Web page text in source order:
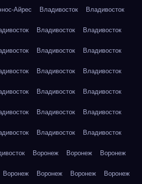
Айрес Владивосток Владивосток
Владивосток Владивосток
Владивосток Владивосток
Владивосток Владивосток
Владивосток Владивосток
Владивосток Владивосток
Владивосток Владивосток
Воронеж Воронеж Воронеж
Воронеж Воронеж Воронеж Воронеж